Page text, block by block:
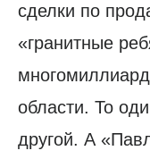
сделки по
«гранитные
области. То
другой. А